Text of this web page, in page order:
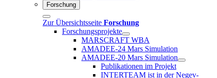
Forschung
Zur Übersichtsseite Forschung
Forschungsprojekte
MARSCRAFT WBA
AMADEE-24 Mars Simulation
AMADEE-20 Mars Simulation
Publikationen im Projekt
INTERTEAM ist in der Negev-